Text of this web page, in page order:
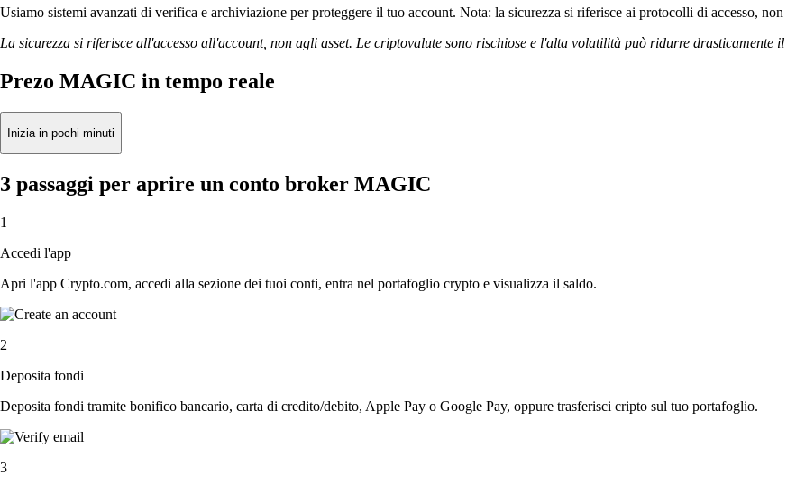
Usiamo sistemi avanzati di verifica e archiviazione per proteggere il tuo account. Nota: la sicurezza si riferisce ai protocolli di accesso, non
La sicurezza si riferisce all'accesso all'account, non agli asset. Le criptovalute sono rischiose e l'alta volatilità può ridurre drasticamente
Prezo MAGIC in tempo reale
Inizia in pochi minuti
3 passaggi per aprire un conto broker MAGIC
1
Accedi l'app
Apri l'app Crypto.com, accedi alla sezione dei tuoi conti, entra nel portafoglio crypto e visualizza il saldo.
2
Deposita fondi
Deposita fondi tramite bonifico bancario, carta di credito/debito, Apple Pay o Google Pay, oppure trasferisci cripto sul tuo portafoglio.
3